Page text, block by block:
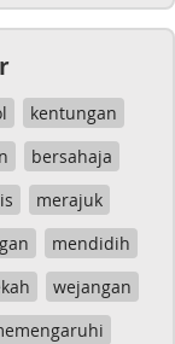
kentungan
bersahaja
merajuk
mendidih
wejangan